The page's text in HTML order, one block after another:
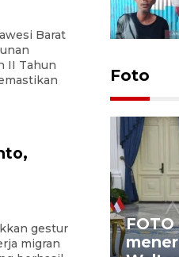
Barat
II Tahun
gestur
migran
Foto